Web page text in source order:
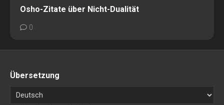
Osho-Zitate über Nicht-Dualität
0
Übersetzung